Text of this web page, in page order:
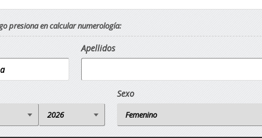
presiona en calcular numerología:
Apellidos
Sexo